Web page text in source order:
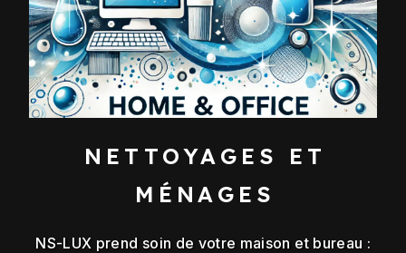
NETTOYAGES ET
MÉNAGES
NS-LUX prend soin de votre maison et bureau :